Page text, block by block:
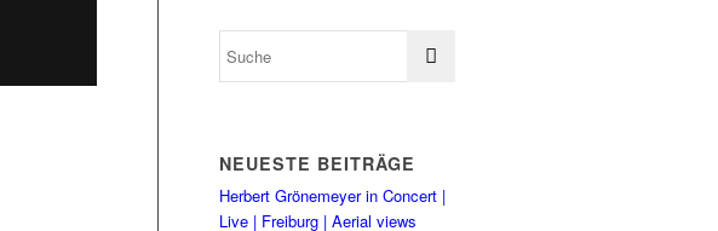
NEUESTE BEITRÄGE
Herbert Grönemeyer in Concert |
Live | Freiburg | Aerial views